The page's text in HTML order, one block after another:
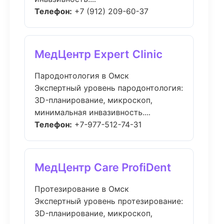
Телефон: +7 (912) 209-60-37
МедЦентр Expert Clinic
Пародонтология в Омск
Экспертный уровень пародонтология:
3D-планирование, микроскоп,
минимальная инвазивность....
Телефон: +7-977-512-74-31
МедЦентр Care ProfiDent
Протезирование в Омск
Экспертный уровень протезирование:
3D-планирование, микроскоп,